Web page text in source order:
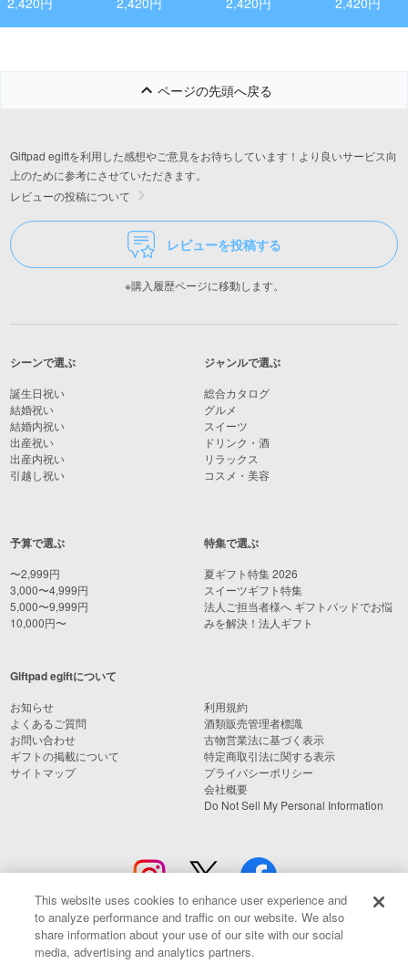
ページの先頭へ戻る
Giftpad egiftを利用した感想やご意見をお待ちしています！より良いサービス向
上のために参考にさせていただきます。
レビューの投稿について
レビューを投稿する
※購入履歴ページに移動します。
シーンで選ぶ
誕生日祝い
結婚祝い
結婚内祝い
出産祝い
出産内祝い
引越し祝い
予算で選ぶ
〜2,999円
3,000〜4,999円
5,000〜9,999円
10,000円〜
ジャンルで選ぶ
総合カタログ
グルメ
スイーツ
ドリンク・酒
リラックス
コスメ・美容
特集で選ぶ
夏ギフト特集 2026
スイーツギフト特集
法人ご担当者様へ ギフトパッドでお悩
みを解決！法人ギフト
Giftpad egiftについて
お知らせ
よくあるご質問
お問い合わせ
ギフトの掲載について
サイトマップ
利用規約
酒類販売管理者標識
古物営業法に基づく表示
特定商取引法に関する表示
プライバシーポリシー
会社概要
Do Not Sell My Personal Information
This website uses cookies to enhance user experience and
to analyze performance and traffic on our website. We also
share information about your use of our site with our social
media, advertising and analytics partners.